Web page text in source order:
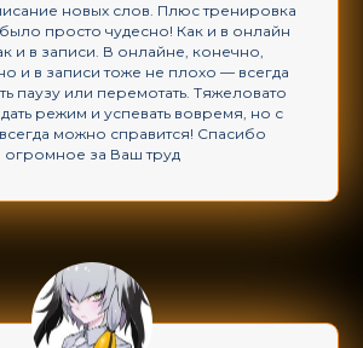
новых слов. Плюс тренировка
просто чудесно! Как и в онлайн
и в записи. В онлайне, конечно,
и в записи тоже не плохо — всегда
паузу или перемотать. Тяжеловато
режим и успевать вовремя, но с
можно справится! Спасибо
огромное за Ваш труд